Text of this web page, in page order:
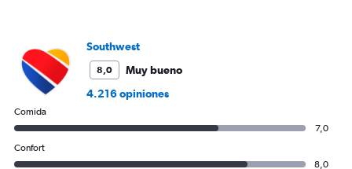
Southwest
8,0
Muy bueno
4.216 opiniones
Comida
7,0
Confort
8,0